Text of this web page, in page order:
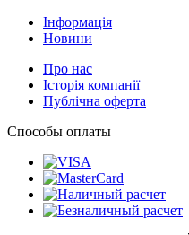
Інформація
Новини
Про нас
Історія компанії
Публічна оферта
Способы оплаты